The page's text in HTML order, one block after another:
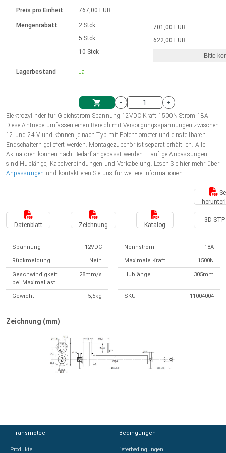
Einheitssystem
Einkaufswagen
Hubmagnete
230 - 50 Hz | 110 - 60 Hz
Drehzahlregelung für die AIS-Serie
Bürstenlose Gleichstrommotoren
mit Planetengetriebe und internem
Ø 28-42| 1-1400 rpm | <= 290Ncm
Bürstenlose DC Motor Controller
Gleichstrommotoren mit
Schneckengetriebe und Bürsten
Ø43-124mm | 31-425rpm | ≤ 41Nm
Treiber für Gleichstrommotoren mit
Synchron-Asynchron | für 1-4 Elektrozylinder
Synchron-Asynchron | für 1-4 Elektrozylinder
Français (EUR)
Polski (EUR)
Norsk (NOK)
Suomi (EUR)
Preis pro Einheit
Mengenrabatt
Lagerbestand
767,00 EUR
2 Stck
5 Stck
10 Stck
Ja
701,00 EUR
622,00 EUR
Bitte
-
+
Elektrozylinder für Gleichstrom Spannung 12VDC Kraft 1500N Strom 18A
Diese Antriebe umfassen einen Bereich mit Versorgungsspannungen zwischen
12 und 24 V und können je nach Typ mit Potentiometer und einstellbaren
Endschaltern geliefert werden. Montagezubehör ist separat erhältlich. Alle
Aktuatoren können nach Bedarf angepasst werden. Häufige Anpassungen
sind Hublänge, Kabelverbindungen und Verkabelung. Lesen Sie hier mehr über
Anpassungen und kontaktieren Sie uns für weitere Informationen.
Datenblatt Zeichnung Katalog
3D STP
Spannung 12VDC Nennstrom 18A
Rückmeldung Nein Maximale Kraft 1500N
Geschwindigkeit
bei Maximallast
28mm/s Hublänge 305mm
Gewicht 5,5kg SKU 11004004
Zeichnung (mm)
Transmotec
Produkte
Bedingungen
Lieferbedingungen
Transmotec
Produkte
Bedingungen
Lieferbedingungen